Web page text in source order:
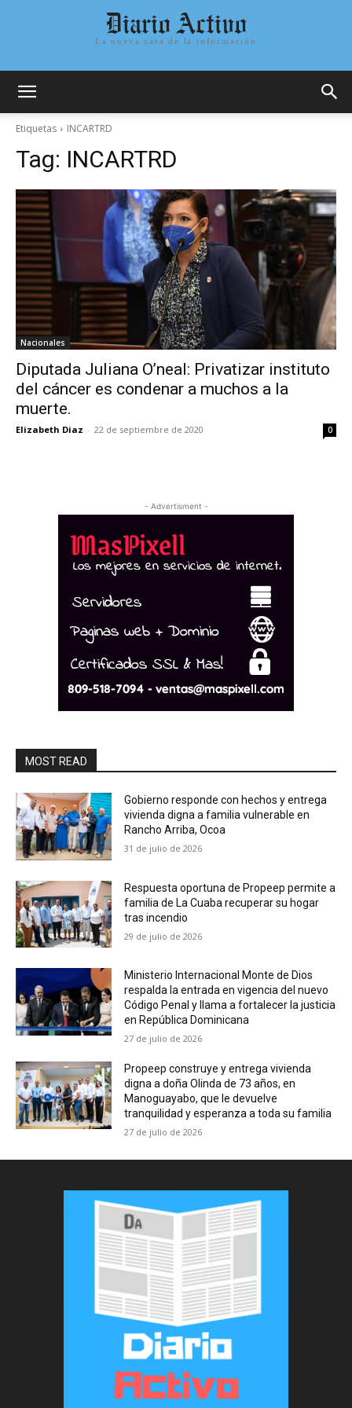
Diario Activo
La nueva cara de la información
Etiquetas INCARTRD
Tag: INCARTRD
Nacionales
Diputada Juliana O’neal: Privatizar instituto
del cáncer es condenar a muchos a la
muerte.
Elizabeth Diaz - 22 de septiembre de 2020 0
- Advertisment -
MOST READ
Gobierno responde con hechos y entrega
vivienda digna a familia vulnerable en
Rancho Arriba, Ocoa
31 de julio de 2026
Respuesta oportuna de Propeep permite a
familia de La Cuaba recuperar su hogar
tras incendio
29 de julio de 2026
Ministerio Internacional Monte de Dios
respalda la entrada en vigencia del nuevo
Código Penal y llama a fortalecer la justicia
en República Dominicana
27 de julio de 2026
Propeep construye y entrega vivienda
digna a doña Olinda de 73 años, en
Manoguayabo, que le devuelve
tranquilidad y esperanza a toda su familia
27 de julio de 2026